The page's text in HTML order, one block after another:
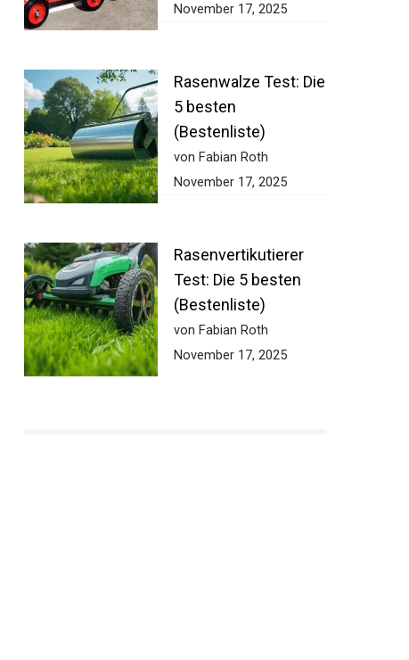
November 17, 2025
Rasenwalze Test:
Die 5 besten
(Bestenliste)
von Fabian Roth
November 17, 2025
Rasenvertikutierer
Test: Die 5 besten
(Bestenliste)
von Fabian Roth
November 17, 2025